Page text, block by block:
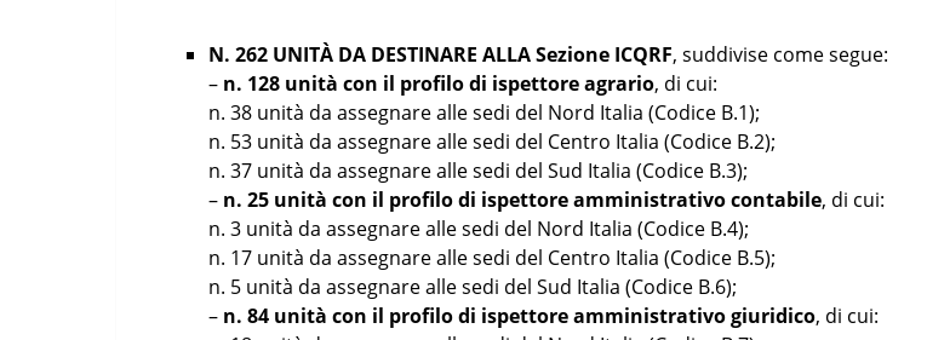
N. 262 UNITÀ DA DESTINARE ALLASezione ICQRF, suddivise come segue:
– n. 128 unità con il profilo di ispettore agrario, di cui:
n. 38 unità da assegnare alle sedi del Nord Italia (Codice B.1);
n. 53 unità da assegnare alle sedi del Centro Italia (Codice B.2);
n. 37 unità da assegnare alle sedi del Sud Italia (Codice B.3);
– n. 25 unità con il profilo di ispettore amministrativo contabile, di cui:
n. 3 unità da assegnare alle sedi del Nord Italia (Codice B.4);
n. 17 unità da assegnare alle sedi del Centro Italia (Codice B.5);
n. 5 unità da assegnare alle sedi del Sud Italia (Codice B.6);
– n. 84 unità con il profilo di ispettore amministrativo giuridico, di cui: